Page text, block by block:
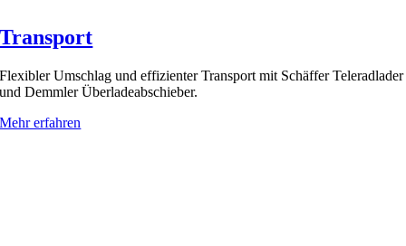
Transport
Flexibler Umschlag und effizienter Transport mit Schäffer Teleradlader
und Demmler Überladeabschieber.
Mehr erfahren